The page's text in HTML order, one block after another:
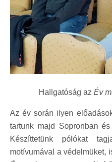
Hallgatóság az Év
Az év során ilyen
tartunk majd Sopronban
Készíttetünk pólókat
motívumával a védelmüket,